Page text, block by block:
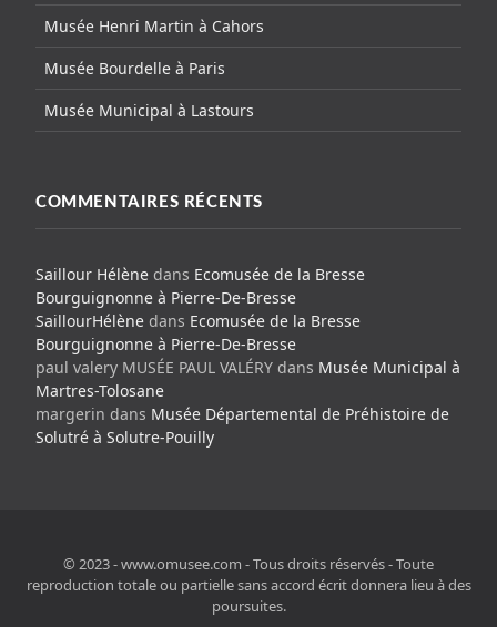
Musée Henri Martin à Cahors
Musée Bourdelle à Paris
Musée Municipal à Lastours
COMMENTAIRES RÉCENTS
Saillour Hélène dans Ecomusée de la Bresse
Bourguignonne à Pierre-De-Bresse
SaillourHélène dans Ecomusée de la Bresse
Bourguignonne à Pierre-De-Bresse
paul valery MUSÉE PAUL VALÉRY dans Musée Municipal à
Martres-Tolosane
margerin dans Musée Départemental de Préhistoire de
Solutré à Solutre-Pouilly
© 2023 - www.omusee.com - Tous droits réservés - Toute
reproduction totale ou partielle sans accord écrit donnera lieu à des
poursuites.